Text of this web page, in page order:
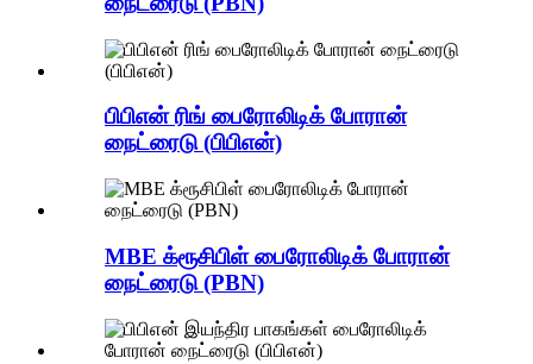
பிபிஎன் ரிங் பைரோலிடிக் போரான்
நைட்ரைடு (பிபிஎன்)
MBE க்ரூசிபிள் பைரோலிடிக் போரான்
நைட்ரைடு (PBN)